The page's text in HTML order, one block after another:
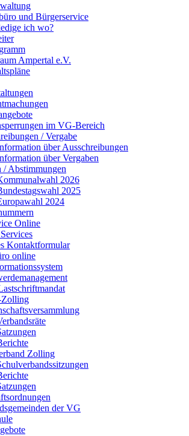
und Bürgerservice
ich wo?
Ampertal e.V.
im VG-Bereich
/ Vergabe
über Ausschreibungen
über Vergaben
/ Abstimmungen
2026
2025
2024
Online
Kontaktformular
online
Zolling
der VG